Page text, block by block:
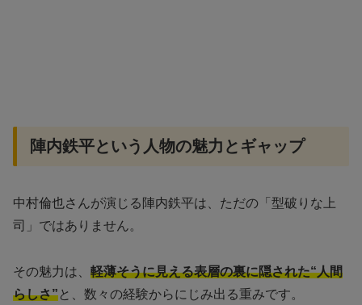
陣内鉄平という人物の魅力とギャップ
中村倫也さんが演じる陣内鉄平は、ただの「型破りな上
司」ではありません。
その魅力は、 軽薄そうに見える表層の裏に隠された“人間
らしさ”と、数々の経験からにじみ出る重みです。